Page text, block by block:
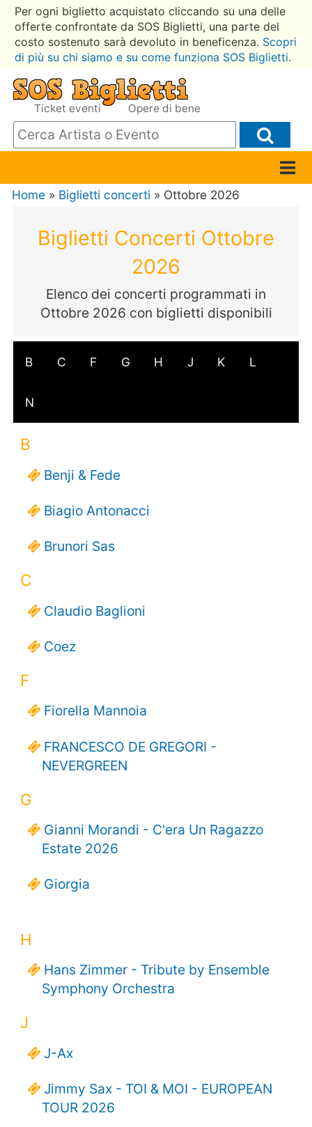
Per ogni biglietto acquistato cliccando su una delle
offerte confrontate da SOS Biglietti, una parte del
costo sostenuto sarà devoluto in beneficenza. Scopri
di più su chi siamo e su come funziona SOS Biglietti.
Ticket eventi Opere di bene
Home » Biglietti concerti » Ottobre 2026
Biglietti Concerti Ottobre
2026
Elenco dei concerti programmati in
Ottobre 2026 con biglietti disponibili
B C F G H J K L
N
B
Benji & Fede
Biagio Antonacci
Brunori Sas
C
Claudio Baglioni
Coez
F
Fiorella Mannoia
FRANCESCO DE GREGORI -
NEVERGREEN
G
Gianni Morandi - C'era Un Ragazzo
Estate 2026
Giorgia
H
Hans Zimmer - Tribute by Ensemble
Symphony Orchestra
J
J-Ax
Jimmy Sax - TOI & MOI - EUROPEAN
TOUR 2026